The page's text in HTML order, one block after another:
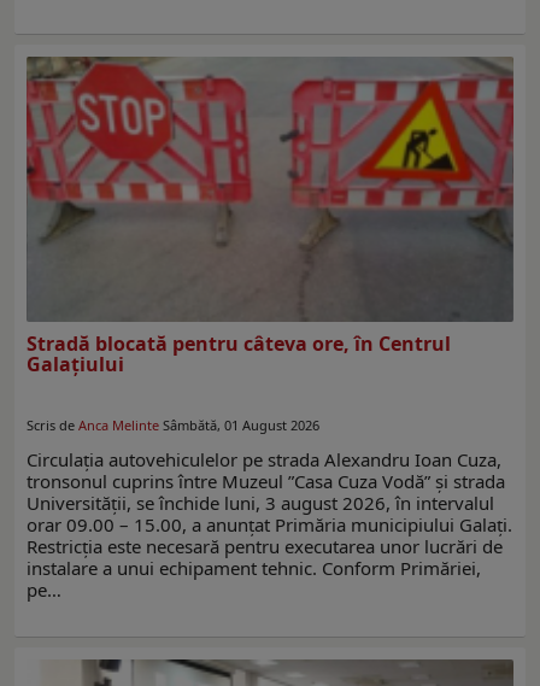
Stradă blocată pentru câteva ore, în Centrul
Galaţiului
Scris de Anca Melinte Sâmbătă, 01 August 2026
Circulația autovehiculelor pe strada Alexandru Ioan Cuza,
tronsonul cuprins între Muzeul ”Casa Cuza Vodă” și strada
Universității, se închide luni, 3 august 2026, în intervalul
orar 09.00 – 15.00, a anunţat Primăria municipiului Galați.
Restricţia este necesară pentru executarea unor lucrări de
instalare a unui echipament tehnic. Conform Primăriei,
pe…